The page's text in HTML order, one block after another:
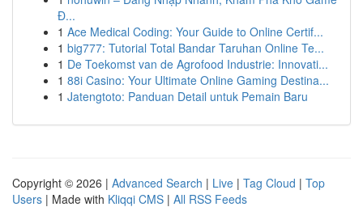
Đ...
1 Ace Medical Coding: Your Guide to Online Certif...
1 big777: Tutorial Total Bandar Taruhan Online Te...
1 De Toekomst van de Agrofood Industrie: Innovati...
1 88i Casino: Your Ultimate Online Gaming Destina...
1 Jatengtoto: Panduan Detail untuk Pemain Baru
Copyright © 2026 | Advanced Search | Live | Tag Cloud | Top
Users | Made with Kliqqi CMS | All RSS Feeds